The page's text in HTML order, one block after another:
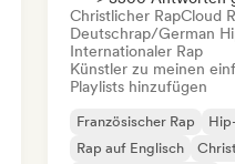
Christlicher RapCloud
Deutschrap/German
Internationaler Rap
Künstler zu meinen
Playlists hinzufügen
Französischer Rap
Rap auf Englisch